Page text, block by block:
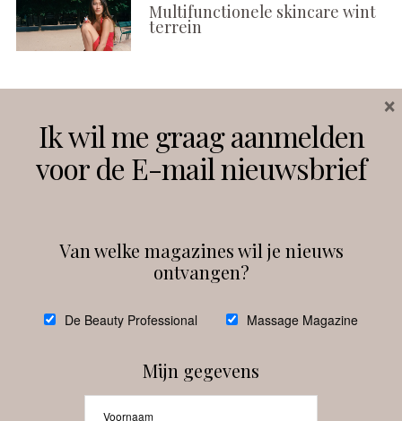
Multifunctionele skincare wint
terrein
Instagram Facebook
debeautyprofessional
Ik wil me graag aanmelden
voor de E-mail nieuwsbrief
Van welke magazines wil je nieuws
ontvangen?
De Beauty Professional Massage Magazine
Mijn gegevens
×